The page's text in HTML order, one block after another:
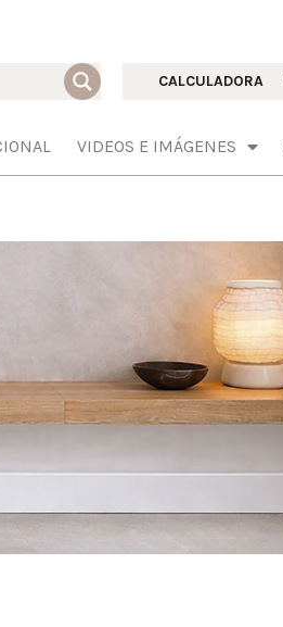
CALCULADORA
VIDEOS E IMÁGENES